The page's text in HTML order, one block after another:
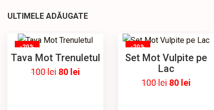
ULTIMELE ADĂUGATE
-20%
Tava Mot Trenuletul
100lei 80 lei
-20%
Set Mot Vulpite pe
Lac
100lei 80 lei